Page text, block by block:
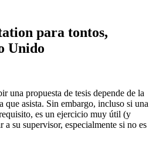
para tontos,
Unido
una propuesta de tesis depende de la
asista. Sin embargo, incluso si una
es un ejercicio muy útil (y
a su supervisor, especialmente si no es